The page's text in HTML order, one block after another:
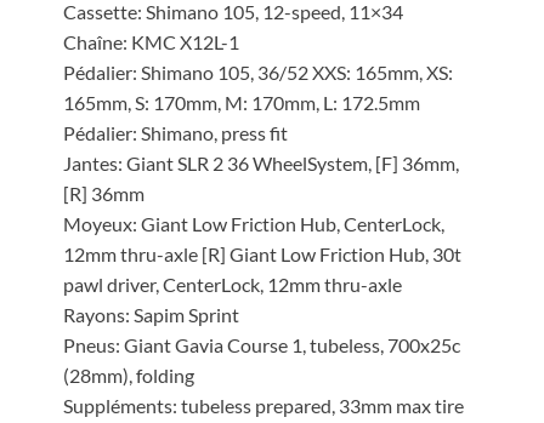
Cassette: Shimano 105, 12-speed, 11×34
Chaîne: KMC X12L-1
Pédalier: Shimano 105, 36/52 XXS: 165mm, XS:
165mm, S: 170mm, M: 170mm, L: 172.5mm
Pédalier: Shimano, press fit
Jantes: Giant SLR 2 36 WheelSystem, [F] 36mm,
[R] 36mm
Moyeux: Giant Low Friction Hub, CenterLock,
12mm thru-axle [R] Giant Low Friction Hub, 30t
pawl driver, CenterLock, 12mm thru-axle
Rayons: Sapim Sprint
Pneus: Giant Gavia Course 1, tubeless, 700x25c
(28mm), folding
Suppléments: tubeless prepared, 33mm max tire